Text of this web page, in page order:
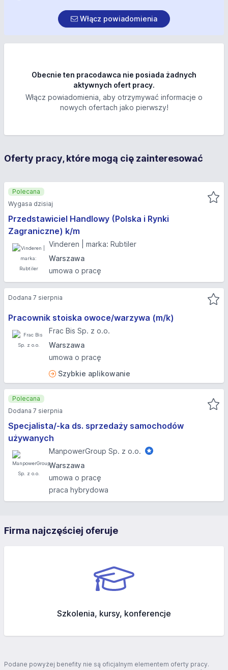
Włącz powiadomienia
Obecnie ten pracodawca nie posiada żadnych
aktywnych ofert pracy.
Włącz powiadomienia, aby otrzymywać informacje o
nowych ofertach jako pierwszy!
Oferty pracy, które mogą cię zainteresować
Przedstawiciel Handlowy (Polska i Rynki
Zagraniczne) k/m
Vinderen | marka: Rubtiler
Warszawa
umowa o pracę
Polecana
Wygasa dzisiaj
Pracownik stoiska owoce/warzywa (m/k)
Frac Bis Sp. z o.o.
Warszawa
umowa o pracę
Szybkie aplikowanie
Dodana 7 sierpnia
Specjalista/-ka ds. sprzedaży samochodów
używanych
ManpowerGroup Sp. z o.o.
Warszawa
umowa o pracę
praca hybrydowa
Polecana
Dodana 7 sierpnia
Firma najczęściej oferuje
Szkolenia, kursy, konferencje
Podane powyżej benefity nie są oficjalnym elementem oferty pracy.